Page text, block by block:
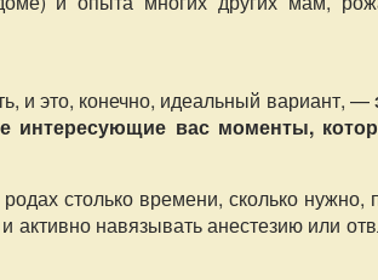
и это, конечно, идеальный вариант, —
вас моменты,
столько времени, сколько нужно,
навязывать анестезию или